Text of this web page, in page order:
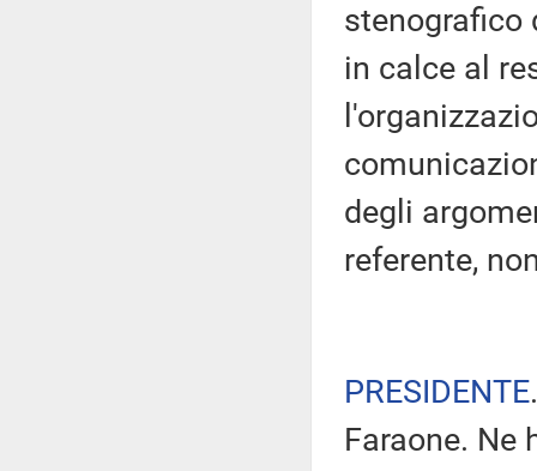
stenografico
in calce al
degli
referente,
PRESIDENTE
Faraone. Ne